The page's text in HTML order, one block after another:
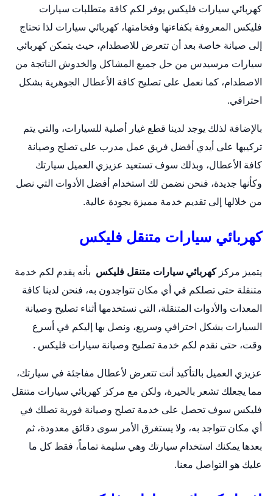
كهربائي سيارات فليكس يوفر لكم كافة متطلبات سيارات
فليكس المعروفة بكفاءتها وفخامتها، كهربائي سيارات لذا تحتاج
إلى صيانة خاصة بعد أن تتعرض للاصطدام، حيث يتمكن كهربائي
سيارات مرسيدس من حل جميع المشاكل والخدوش الناتجة من
الاصطدام، كما نعمل على تصليح كافة الأعطال الجوهرية بشكل
احترافي.
بالإضافة لذلك يوجد لدينا قطع غيار أصلية للسيارات، والتي يتم
تركيبها على أيدي أفضل فريق عمل مدرب على تصلح وصيانة
كافة الأعطال، وبذلك سوف تستعيد عزيزي العميل سيارتك
وكأنها جديدة، فنحن نضمن لك استخدام أفضل الأدوات التي نصل
من خلالها إلى تقديم خدمة مميزة بجودة عالية.
كهربائي سيارات متنقل فليكس
يتميز مركزكهربائي سيارات متنقل فليكس بأنه يقدم لكم خدمة
متنقلة حتى تصلكم في أي مكان تتواجدون به، فنحن لدينا كافة
المعدات والأدوات المتنقلة، التي نستخدمها أثناء تصليح وصيانة
السيارات بشكل احترافي وسريع، ونصل بها إليكم في أسرع
وقت، حتى نقدم لكم خدمة تصليح وصيانة سيارات فليكس .
عزيزي العميل بالتأكيد أنت تتعرض لأعطال مفاجئة في سيارتك،
مما يجعلك تشعر بالحيرة، ولكن مع مركز كهربائي سيارات متنقل
فليكس سوف تحصل على خدمة تصلح وصيانة فورية تصلك في
أي مكان تتواجد به، ولا يستغرق الأمر سوى دقائق معدودة، ثم
بعدها يمكنك استخدام سيارتك وهي سليمة تماماً، فقط كل ما
عليك هو التواصل معنا.